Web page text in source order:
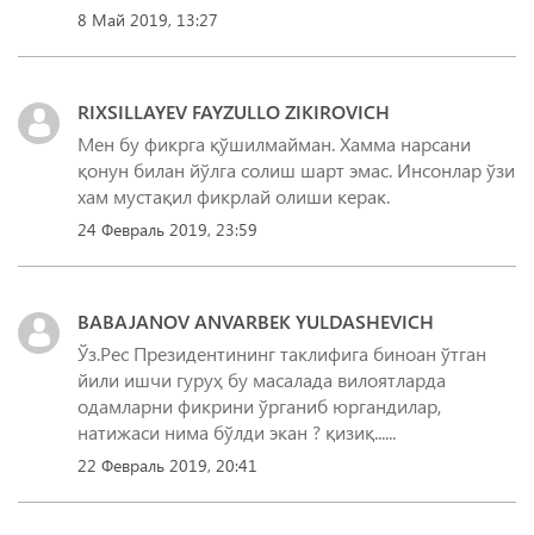
8 Май 2019, 13:27
RIXSILLAYEV FAYZULLO ZIKIROVICH
Мен бу фикрга қўшилмайман. Хамма нарсани
қонун билан йўлга солиш шарт эмас. Инсонлар ўзи
хам мустақил фикрлай олиши керак.
24 Февраль 2019, 23:59
BABAJANOV ANVARBEK YULDASHEVICH
Ўз.Рес Президентининг таклифига биноан ўтган
йили ишчи гуруҳ бу масалада вилоятларда
одамларни фикрини ўрганиб юргандилар,
натижаси нима бўлди экан ? қизиқ......
22 Февраль 2019, 20:41